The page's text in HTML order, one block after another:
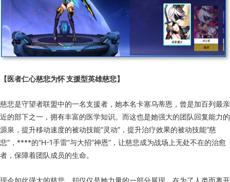
【医者仁心慈悲为怀 支援型英雄慈悲】
慈悲是守望者联盟中的一名支援者，她本名卡塞乌蒂恩，曾是加百列最亲
近的部下之一，拥有丰富的医学知识。而这也是她强大的团队回复能力的
源泉，提升移动速度的被动技能“灵动”，提升治疗效果的被动技能“慈
悲”，****的“H-1手雷”与大招“神恩”，让慈悲成为战场上无处不在的治愈
者，保障着团队成员的生命。
现今如此强大的慈悲，却仅仅是她力量的一部分展现。在为了人类而离开